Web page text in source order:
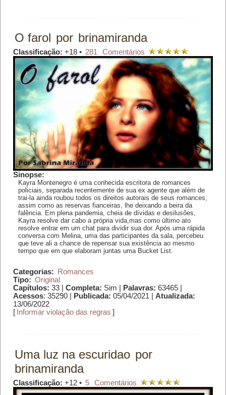
O farol por brinamiranda
Classificação: +18 • 281 Comentários
Sinopse:
Kayra Montenegro é uma conhecida escritora de romances
policiais, separada recentemente de sua ex agente que além de
trai-la ainda roubou todos os direitos autorais de seus romances,
assim como as reservas fianceiras, lhe deixando a beira da
falência. Em plena pandemia, cheia de dívidas e desilusões,
Kayra resolve dar cabo a própria vida,mas como último ato
resolve entrar em um chat para dividir sua dor. Após uma rápida
conversa com Melina, uma das participantes da sala, percebeu
que teve ali a chance de repensar sua existência ao mesmo
tempo que em que elaboram juntas uma Bucket List.
Categorias:
Romances
Tipo: Original
Capítulos: 33 | Completa: Sim | Palavras: 63465 |
Acessos: 35290 | Publicada: 05/04/2021 | Atualizada:
13/06/2022
[ Informar violação das regras ]
Uma luz na escuridao por
brinamiranda
Classificação: +12 • 5 Comentários